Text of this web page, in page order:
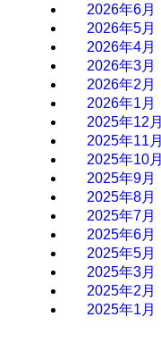
2026年6月
2026年5月
2026年4月
2026年3月
2026年2月
2026年1月
2025年12月
2025年11月
2025年10月
2025年9月
2025年8月
2025年7月
2025年6月
2025年5月
2025年3月
2025年2月
2025年1月